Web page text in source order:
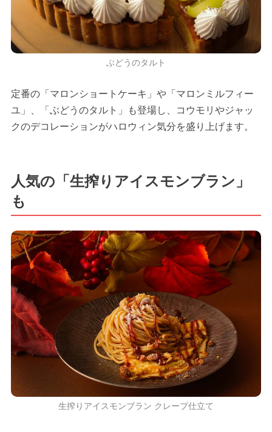
ぶどうのタルト
定番の「マロンショートケーキ」や「マロンミルフィー
ユ」、「ぶどうのタルト」も登場し、コウモリやジャッ
クのデコレーションがハロウィン気分を盛り上げます。
人気の「生搾りアイスモンブラン」
も
生搾りアイスモンブラン クレープ仕立て